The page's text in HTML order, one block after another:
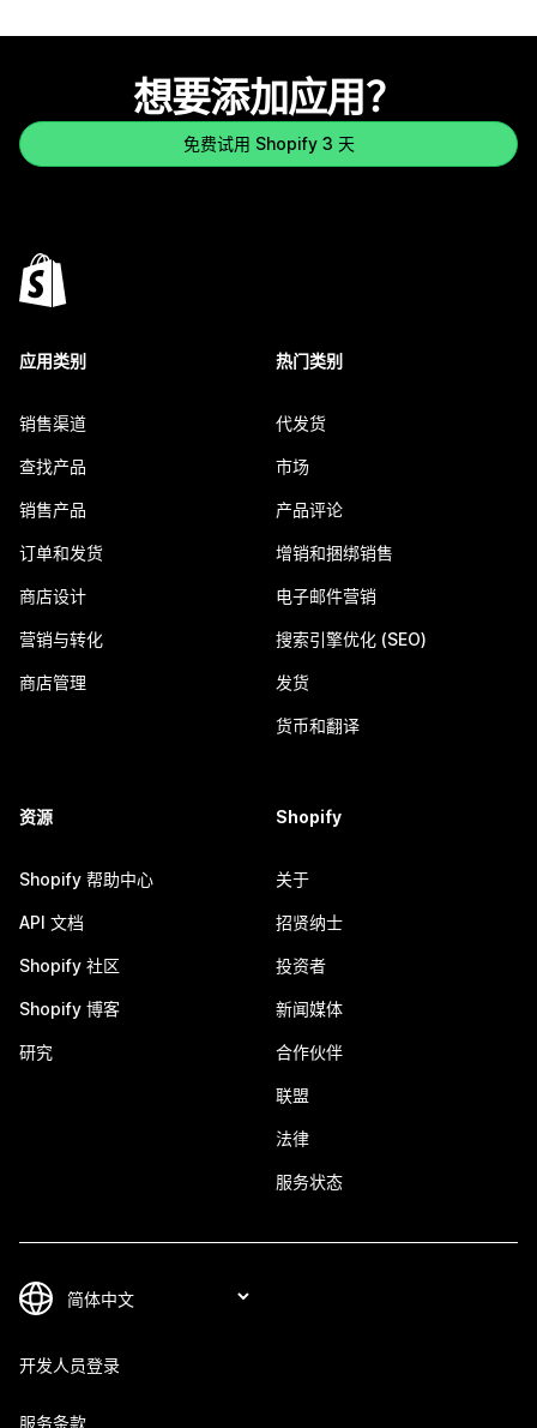
想要添加应用？
免费试用 Shopify 3 天
应用类别
销售渠道
查找产品
销售产品
订单和发货
商店设计
营销与转化
商店管理
热门类别
代发货
市场
产品评论
增销和捆绑销售
电子邮件营销
搜索引擎优化 (SEO)
发货
货币和翻译
资源
Shopify 帮助中心
API 文档
Shopify 社区
Shopify 博客
研究
Shopify
关于
招贤纳士
投资者
新闻媒体
合作伙伴
联盟
法律
服务状态
开发人员登录
服务条款